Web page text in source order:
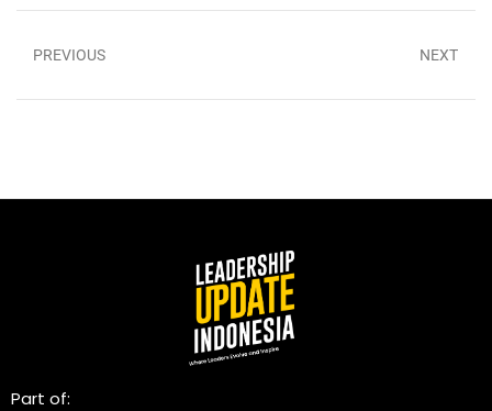
PREVIOUS NEXT
Part of: